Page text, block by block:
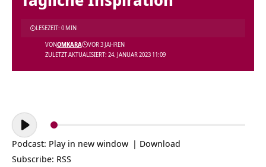
ZULETZT AKTUALISIERT: 24. JANUAR 2023 11:09
VONOMKARA VOR 3 JAHREN
LESEZEIT: 0 MIN
Audio-
Player
Podcast: Play in new window | Download
Subscribe: RSS